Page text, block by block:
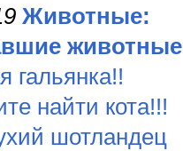
Животные:
животные
гальянка!!
найти кота!!!
шотландец